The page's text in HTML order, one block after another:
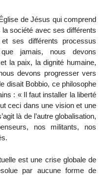
de Jésus qui comprend
société avec ses différents
ses différents processus
que jamais, nous devons
la paix, la dignité humaine,
devons progresser vers
disait Bobbio, ce philosophe
: « Il faut installer la liberté
ceci dans une vision et une
là de l’autre globalisation,
nos militants, nos
est une crise globale de
par aucune forme de